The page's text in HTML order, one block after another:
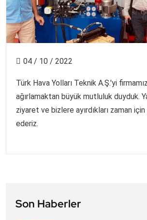
04 / 10 / 2022
Türk Hava Yolları Teknik A.Ş.'yi
ağırlamaktan büyük mutluluk duyduk.
ziyaret ve bizlere ayırdıkları zaman
ederiz.
Son Haberler